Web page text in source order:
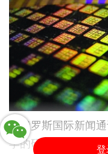
据俄罗斯国际新闻
学的研究团队成功